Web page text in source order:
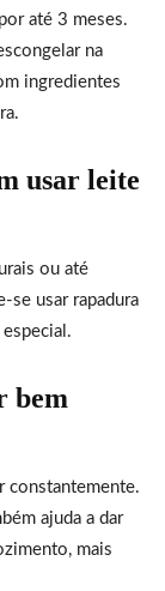
até 3 meses.
na
ingredientes
usar leite
ou até
se usar rapadura
bem
constantemente.
ajuda a dar
mais